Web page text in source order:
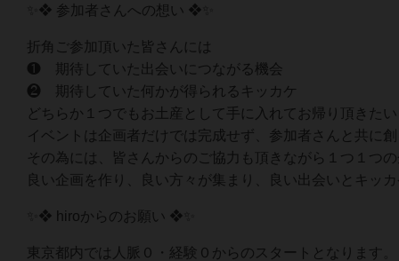
✨❖ 参加者さんへの想い ❖✨
折角ご参加頂いた皆さんには
❶ 期待していた出会いにつながる機会
❷ 期待していた何かが得られるキッカケ
どちらか１つでもお土産として手に入れてお帰り頂きた
イベントは企画者だけでは完成せず、参加者さんと共に
その為には、皆さんからのご協力も頂きながら１つ１つ
良い企画を作り、良い方々が集まり、良い出会いとキッ
✨❖ hiroからのお願い ❖✨
東京都内では人脈０・経験０からのスタートとなります。